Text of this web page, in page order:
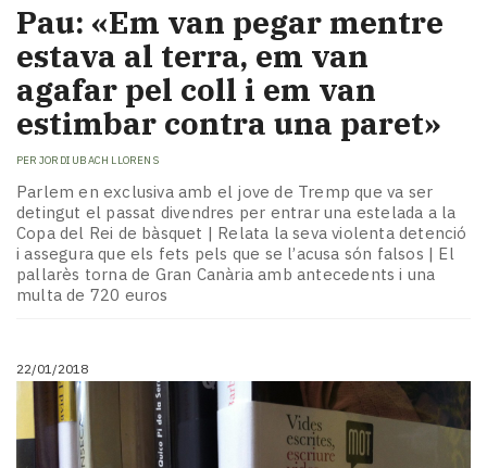
Pau: «Em van pegar mentre
estava al terra, em van
agafar pel coll i em van
estimbar contra una paret»
PER JORDI UBACH LLORENS
Parlem en exclusiva amb el jove de Tremp que va ser
detingut el passat divendres per entrar una estelada a la
Copa del Rei de bàsquet | Relata la seva violenta detenció
i assegura que els fets pels que se l’acusa són falsos | El
pallarès torna de Gran Canària amb antecedents i una
multa de 720 euros
22/01/2018